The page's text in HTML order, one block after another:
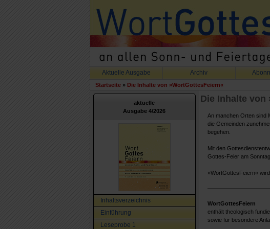
Aktuelle Ausgabe Archiv
Startseite» Die Inhalte von »WortGottesFeiern«
aktuelle
Ausgabe 4/2026
Inhaltsverzeichnis
Einführung
Leseprobe 1
Die Inhalte von
An manchen Orten sind
die Gemeinden
begehen.
Mit den
Gottes-Feier am
»WortGottesFeiern«
WortGottesFeiern
enthält theologisch
sowie für besondere